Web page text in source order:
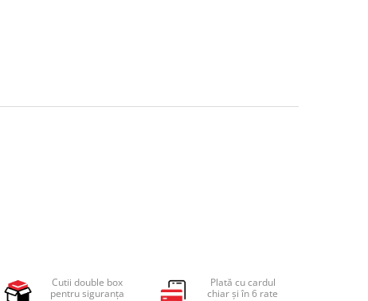
Cutii double box
pentru siguranța
Plată cu cardul
chiar și în 6 rate